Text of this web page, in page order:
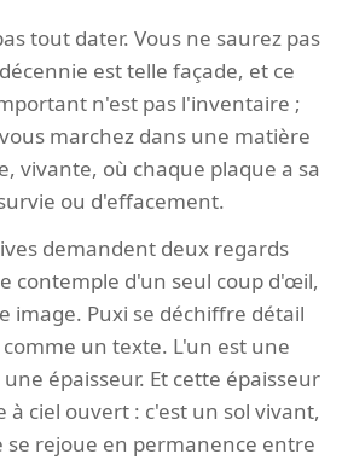
tout dater. Vous ne saurez pas
est telle façade, et ce
n'est pas l'inventaire ;
marchez dans une matière
vivante, où chaque plaque a sa
ou d'effacement.
demandent deux regards
contemple d'un seul coup d'œil,
image. Puxi se déchiffre détail
un texte. L'un est une
épaisseur. Et cette épaisseur
à ciel ouvert : c'est un sol vivant,
se rejoue en permanence entre